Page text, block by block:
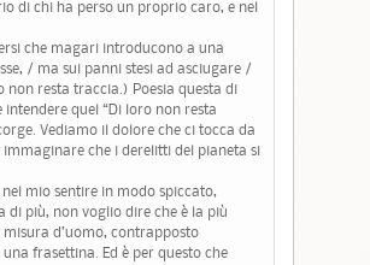
di chi ha perso un proprio caro, e nel
che magari introducono a una
/ ma sui panni stesi ad asciugare /
resta traccia.) Poesia questa di
quel “Di loro non resta
Vediamo il dolore che ci tocca da
che i derelitti del pianeta si
mio sentire in modo spiccato,
di più, non voglio dire che è la più
d’uomo, contrapposto
frasettina. Ed è per questo che